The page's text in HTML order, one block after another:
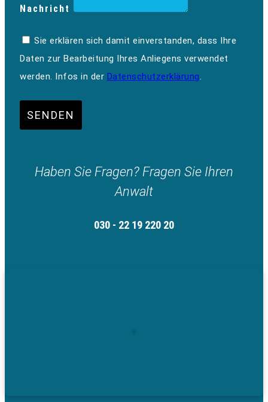
Nachricht
Sie erklären sich damit einverstanden, dass Ihre
Daten zur Bearbeitung Ihres Anliegens verwendet
werden. Infos in der Datenschutzerklärung.
SENDEN
Haben Sie Fragen? Fragen Sie Ihren
Anwalt
030 - 22 19 220 20